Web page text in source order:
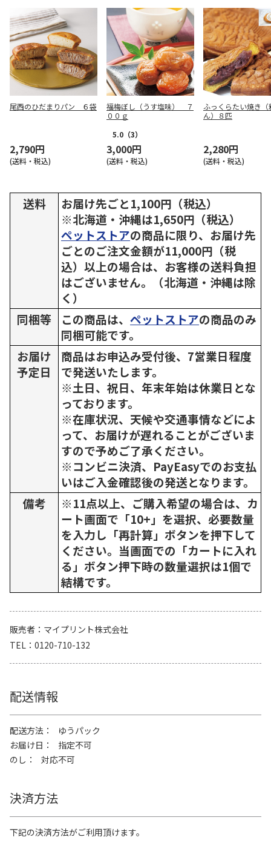
尾西のひだまりパン ６袋
2,790円
(送料・税込)
福梅ぼし（うす塩味） ７
００ｇ
5.0 （3）
3,000円
(送料・税込)
ふっくらたい焼き（
ん）８匹
2,280円
(送料・税込)
送料
お届け先ごと1,100円（税込）
※北海道・沖縄は1,650円（税込）
ペットストアの商品に限り、お届け先
ごとのご注文金額が11,000円（税
込）以上の場合は、お客様の送料負担
はございません。（北海道・沖縄は除
く）
同梱等
この商品は、 ペットストアの商品のみ
同梱可能です。
お届け
予定日
商品はお申込み受付後、7営業日程度
で発送いたします。
※土日、祝日、年末年始は休業日とな
っております。
※在庫状況、天候や交通事情などによ
って、お届けが遅れることがございま
すので予めご了承ください。
※コンビニ決済、PayEasyでのお支払
いはご入金確認後の発送となります。
備考
※11点以上、ご購入希望の場合は、カ
ート画面で「10+」を選択、必要数量
を入力し「再計算」ボタンを押下して
ください。当画面での「カートに入れ
る」ボタン押下時の数量選択は1個で
結構です。
販売者
マイプリント株式会社
TEL
0120-710-132
配送情報
配送方法
ゆうパック
お届け日
指定不可
のし
対応不可
決済方法
下記の決済方法がご利用頂けます。